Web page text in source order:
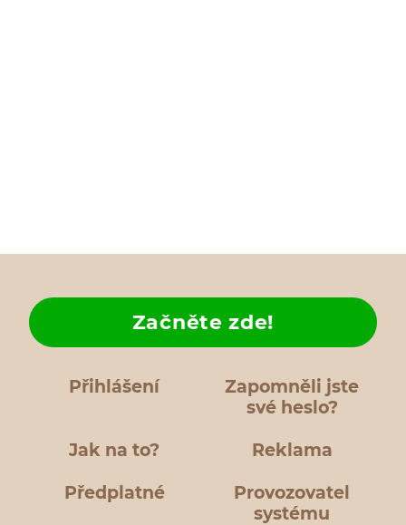
Přihlášení
Zapomněli jste
své heslo?
Jak na to?
Začněte zde!
Reklama
Předplatné
Provozovatel
systému